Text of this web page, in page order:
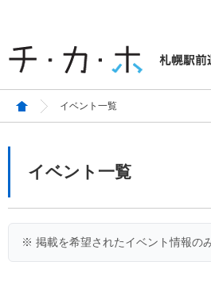
イベント一覧
イベント一覧
※ 掲載を希望されたイベント情報の